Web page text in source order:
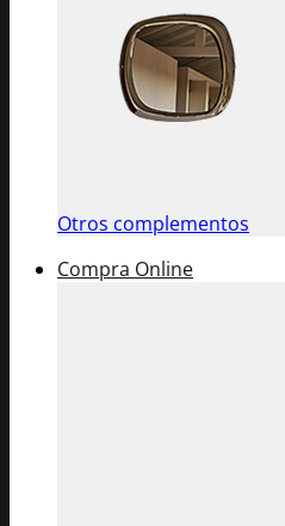
Otros complementos
Compra Online